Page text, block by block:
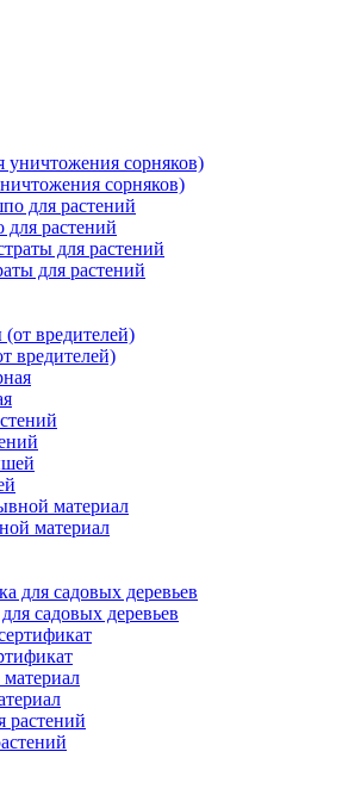
сорняков)
растений
для растений
вредителей)
материал
садовых деревьев